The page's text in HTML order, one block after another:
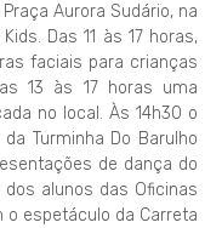
Aurora Sudário, na
Das 11 às 17 horas,
faciais para crianças
13 às 17 horas uma
no local. Às 14h30 o
Turminha Do Barulho
de dança do
dos alunos das Oficinas
espetáculo da Carreta